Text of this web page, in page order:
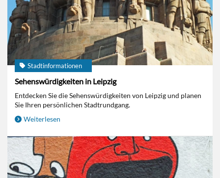
Stadtinformationen
Sehenswürdigkeiten in Leipzig
Entdecken Sie die Sehenswürdigkeiten von Leipzig und planen
Sie Ihren persönlichen Stadtrundgang.
Weiterlesen